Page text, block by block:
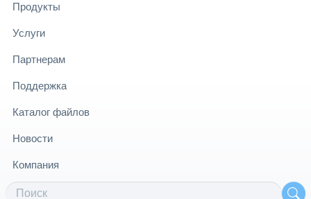
Продукты
Услуги
Партнерам
Поддержка
Каталог файлов
Новости
Компания